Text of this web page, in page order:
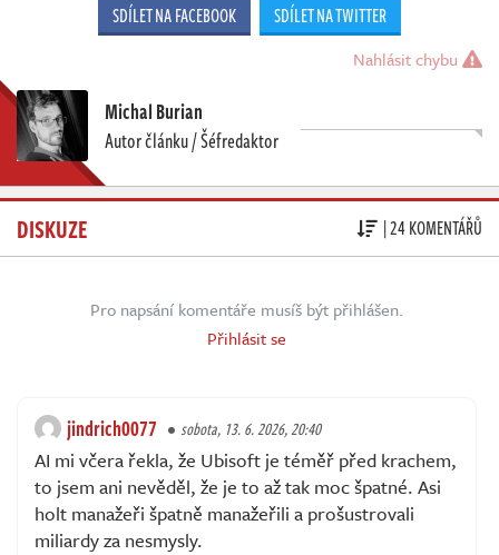
SDÍLET NA FACEBOOK SDÍLET NA TWITTER
Nahlásit chybu
Michal Burian
Autor článku / Šéfredaktor
DISKUZE | 24 KOMENTÁŘŮ
Pro napsání komentáře musíš být přihlášen.
Přihlásit se
jindrich0077 sobota, 13. 6. 2026, 20:40
AI mi včera řekla, že Ubisoft je téměř před krachem,
to jsem ani nevěděl, že je to až tak moc špatné. Asi
holt manažeři špatně manažeřili a prošustrovali
miliardy za nesmysly.